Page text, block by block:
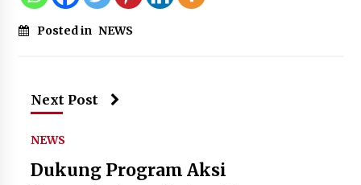
Posted in NEWS
Next Post
NEWS
Dukung Program Aksi